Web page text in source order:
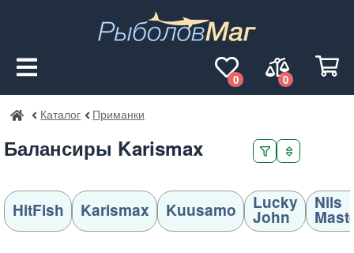
0
0
РыболовМаг
Каталог Приманки
Балансиры Karismax
HitFish Karismax Kuusamo Lucky
John
Nils